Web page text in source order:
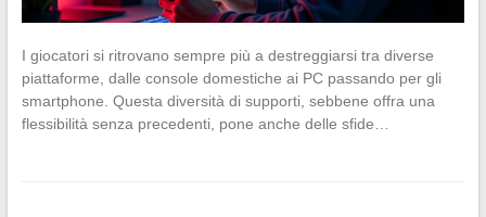
I giocatori si ritrovano sempre più a destreggiarsi tra diverse
piattaforme, dalle console domestiche ai PC passando per gli
smartphone. Questa diversità di supporti, sebbene offra una
flessibilità senza precedenti, pone anche delle sfide…